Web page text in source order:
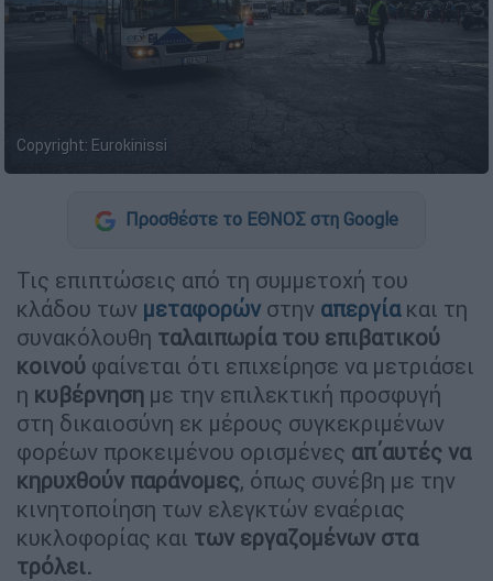
Copyright: Eurokinissi
Προσθέστε το ΕΘΝΟΣ στη Google
Τις επιπτώσεις από τη συμμετοχή του
κλάδου των μεταφορών στην απεργία και τη
συνακόλουθη ταλαιπωρία του επιβατικού
κοινού φαίνεται ότι επιχείρησε να μετριάσει
η κυβέρνηση με την επιλεκτική προσφυγή
στη δικαιοσύνη εκ μέρους συγκεκριμένων
φορέων προκειμένου ορισμένες απ΄αυτές να
κηρυχθούν παράνομες, όπως συνέβη με την
κινητοποίηση των ελεγκτών εναέριας
κυκλοφορίας και των εργαζομένων στα
τρόλει.